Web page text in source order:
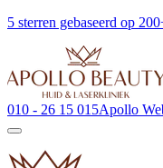
5 sterren gebaseerd op
010 - 26 15 015Apollo